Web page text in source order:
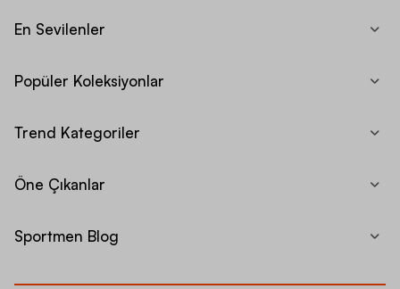
En Sevilenler
Popüler Koleksiyonlar
Trend Kategoriler
Öne Çıkanlar
Sportmen Blog